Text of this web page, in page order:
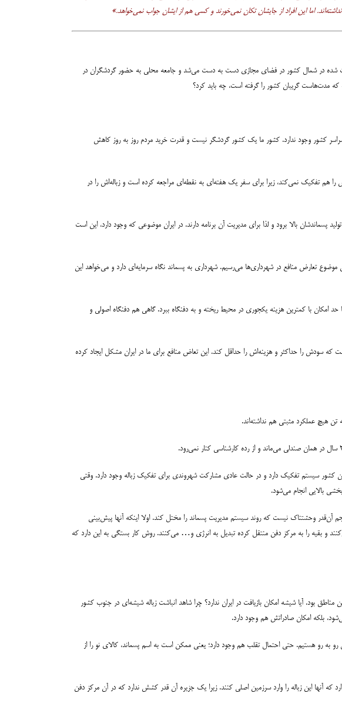
شده در شمال کشور در فضای مجازی دست به دست می‌شد و جامعه محلی به حضور گردشگران در
مدت‌هاست گریبان کشور را گرفته است، چه باید کرد؟
در سراسر کشور وجود ندارد. کشور ما یک کشور گردشگر نیست و قدرت خرید مردم روز به روز کاهش
را هم تفکیک نمی‌کند، زیرا برای سفر یک هفته‌ای به نقطه‌ای مراجعه کرده است و زباله‌اش را در
بالا برود و لذا برای مدیریت آن برنامه دارند. در ایران موضوعی که وجود دارد، این است
تعارض منافع در شهرداری‌ها می‌رسیم. شهرداری به پسماند نگاه سرمایه‌ای دارد و می‌خواهد این
امکان با کمترین هزینه یکجوری در محیط ریخته و به دفنگاه ببرد. گاهی هم دفنگاه اصولی و
که سودش را حداکثر و هزینه‌اش را حداقل کند. این تعاض منافع برای ما در ایران مشکل ایجاد کرده
کشور سیستم تفکیک دارد و در حالت عادی مشارکت شهروندی برای تفکیک زباله وجود دارد. وقتی
بالایی انجام می‌شود.
وحشتناک نیست که روند سیستم مدیریت پسماند را مختل کند. اولا اینکه آنها پیش‌بینی
و بقیه را به مرکز دفن منتقل کرده تبدیل به انرژی و… می‌کنند. روش کار بستگی به این دارد که
بود. آیا شیشه امکان بازیافت در ایران ندارد؟ چرا شاهد انباشت زباله شیشه‌ای در جنوب کشور
بلکه امکان صادراتش هم وجود دارد.
رو به رو هستیم. حتی احتمال تقلب هم وجود دارد؛ یعنی ممکن است به اسم پسماند، کالای نو را از
که آنها این زباله را وارد سرزمین اصلی کنند. زیرا یک جزیره آن قدر کشش ندارد که در آن مرکز دفن